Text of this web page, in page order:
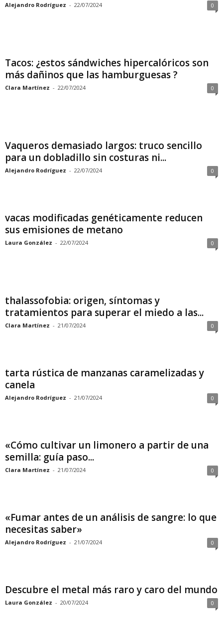
Alejandro Rodríguez - 22/07/2024 0
Tacos: ¿estos sándwiches hipercalóricos son
más dañinos que las hamburguesas ?
Clara Martínez - 22/07/2024 0
Vaqueros demasiado largos: truco sencillo
para un dobladillo sin costuras ni...
Alejandro Rodríguez - 22/07/2024 0
vacas modificadas genéticamente reducen
sus emisiones de metano
Laura González - 22/07/2024 0
thalassofobia: origen, síntomas y
tratamientos para superar el miedo a las...
Clara Martínez - 21/07/2024 0
tarta rústica de manzanas caramelizadas y
canela
Alejandro Rodríguez - 21/07/2024 0
«Cómo cultivar un limonero a partir de una
semilla: guía paso...
Clara Martínez - 21/07/2024 0
«Fumar antes de un análisis de sangre: lo que
necesitas saber»
Alejandro Rodríguez - 21/07/2024 0
Descubre el metal más raro y caro del mundo
Laura González - 20/07/2024 0